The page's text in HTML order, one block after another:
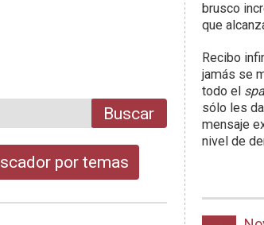
brusco
que
Recibo
jamás se
todo el
sólo les
mensaje
nivel de
Buscar
por temas